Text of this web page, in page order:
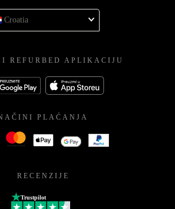
Croatia
REFURBED APLIKACIJU
PLAĆANJA
RECENZIJE
Trustpilot